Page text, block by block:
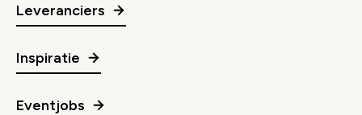
Leveranciers
Inspiratie
Eventjobs